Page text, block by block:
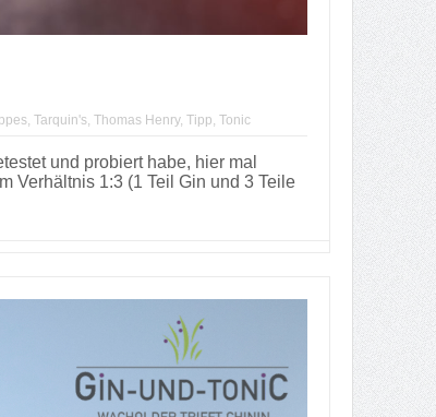
, Tarquin's, Thomas Henry, Tipp, Tonic
und probiert habe, hier mal
Verhältnis 1:3 (1 Teil Gin und 3 Teile